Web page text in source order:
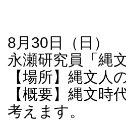
8月30日（日）
永瀬研究員「縄
【場所】縄文人
【概要】縄文
考えます。